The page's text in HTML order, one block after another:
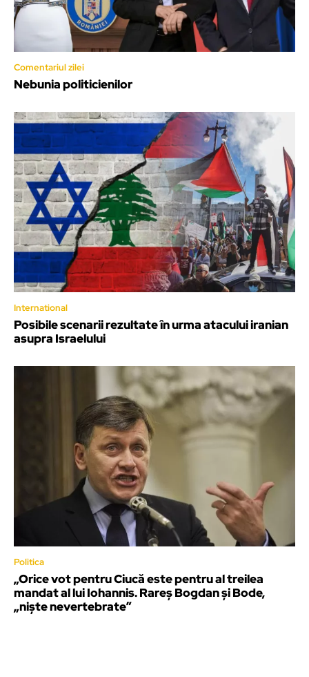
Comentariul zilei
Nebunia politicienilor
International
Posibile scenarii rezultate în urma atacului iranian
asupra Israelului
Politica
„Orice vot pentru Ciucă este pentru al treilea
mandat al lui Iohannis. Rareș Bogdan și Bode,
„niște nevertebrate”